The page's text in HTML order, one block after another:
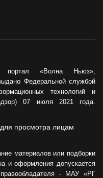
портал «Волна Ньюз»,
Федеральной службой
технологий и
07 июля 2021 года.
просмотра лицам
материалов или подборки
и оформления допускается
- МАУ «РГ